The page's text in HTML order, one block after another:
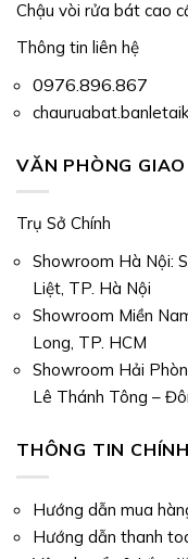
Chậu vòi rửa bát cao
Thông tin liên hệ
0976.896.867
VĂN PHÒNG
Trụ Sở Chính
Showroom Hà Nội:
Liệt, TP. Hà Nội
Showroom Miền
Long, TP. HCM
Showroom Hải
Lê Thánh Tông –
THÔNG TIN
Hướng dẫn mua
Hướng dẫn thanh